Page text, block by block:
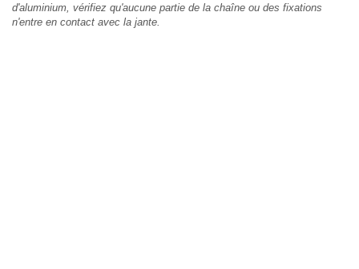
d'aluminium, vérifiez qu'aucune partie de la chaîne ou des fixations
n'entre en contact avec la jante.